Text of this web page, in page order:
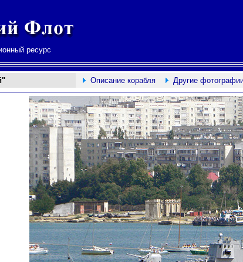
ресурс
Описание корабля Другие